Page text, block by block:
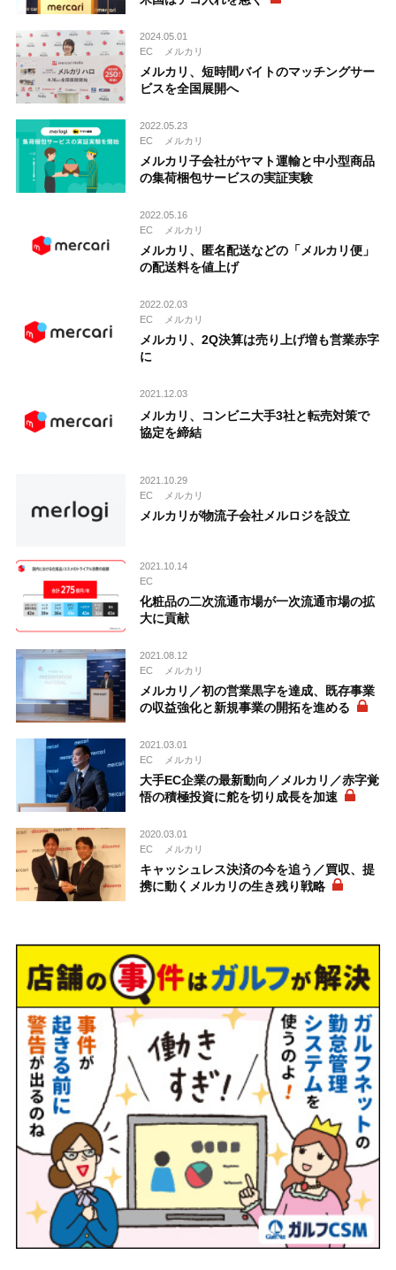
2024.05.01
EC
メルカリ
メルカリ、短時間バイトのマッチングサー
ビスを全国展開へ
2022.05.23
EC
メルカリ
メルカリ子会社がヤマト運輸と中小型商品
の集荷梱包サービスの実証実験
2022.05.16
EC
メルカリ
メルカリ、匿名配送などの「メルカリ便」
の配送料を値上げ
2022.02.03
EC
メルカリ
メルカリ、2Q決算は売り上げ増も営業赤字
に
2021.12.03
メルカリ、コンビニ大手3社と転売対策で
協定を締結
2021.10.29
EC
メルカリ
メルカリが物流子会社メルロジを設立
2021.10.14
EC
化粧品の二次流通市場が一次流通市場の拡
大に貢献
2021.08.12
EC
メルカリ
メルカリ／初の営業黒字を達成、既存事業
の収益強化と新規事業の開拓を進める
2021.03.01
EC
メルカリ
大手EC企業の最新動向／メルカリ／赤字覚
悟の積極投資に舵を切り成長を加速
2020.03.01
EC
メルカリ
キャッシュレス決済の今を追う／買収、提
携に動くメルカリの生き残り戦略